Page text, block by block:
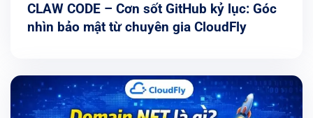
CLAW CODE – Cơn sốt GitHub kỷ lục: Góc
nhìn bảo mật từ chuyên gia CloudFly